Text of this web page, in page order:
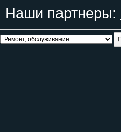
Наши партнеры: